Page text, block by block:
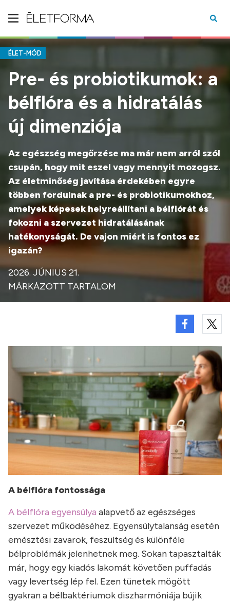
ÉLET-MÓD
Pre- és probiotikumok: a
bélflóra és a hidratálás
új dimenziója
Az egészség megőrzése ma már nem arról szól
csupán, hogy mit eszel vagy mennyit mozogsz.
Az életminőség javítása érdekében egyre
többen fordulnak a pre- és probiotikumokhoz,
amelyek képesek helyreállítani a bélflórát és
fokozni a szervezet hidratálásának
hatékonyságát. De vajon miért is fontos ez
igazán?
2026. JÚNIUS 21.
MÁRKÁZOTT TARTALOM
A bélflóra fontossága
A bélflóra egyensúlya alapvető az egészséges
szervezet működéséhez. Egyensúlytalanság esetén
emésztési zavarok, feszültség és különféle
bélproblémák jelenhetnek meg. Sokan tapasztalták
már, hogy egy kiadós lakomát követően puffadás
vagy levertség lép fel. Ezen tünetek mögött
gyakran a bélbaktériumok diszharmóniája bújik